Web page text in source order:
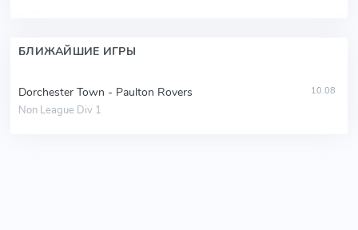
БЛИЖАЙШИЕ ИГРЫ
Dorchester Town - Paulton Rovers
Non League Div 1
10.08